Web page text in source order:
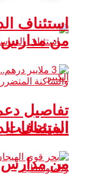
استئناف
من مدارس
استئناف
من مدارس
تفاصيل
الفيضانات